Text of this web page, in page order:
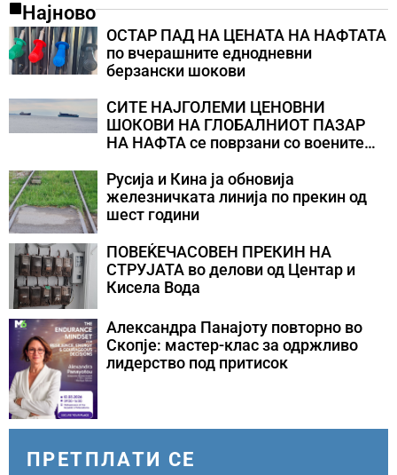
Најново
ОСТАР ПАД НА ЦЕНАТА НА НАФТАТА
по вчерашните еднодневни
берзански шокови
СИТЕ НАЈГОЛЕМИ ЦЕНОВНИ
ШОКОВИ НА ГЛОБАЛНИОТ ПАЗАР
НА НАФТА се поврзани со воените
Русија и Кина ја обновија
железничката линија по прекин од
шест години
ПОВЕЌЕЧАСОВЕН ПРЕКИН НА
СТРУЈАТА во делови од Центар и
Кисела Вода
Александра Панајоту повторно во
Скопје: мастер-клас за одржливо
лидерство под притисок
ПРЕТПЛАТИ СЕ